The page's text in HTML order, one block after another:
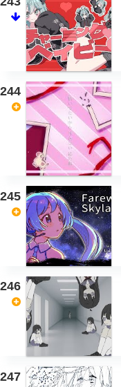
244
245
246
247